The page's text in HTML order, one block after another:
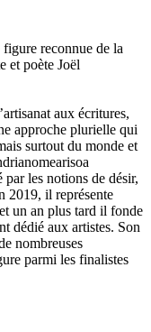
figure reconnue de la
et poète Joël
aux écritures,
approche plurielle qui
surtout du monde et
les notions de désir,
2019, il représente
un an plus tard il fonde
dédié aux artistes. Son
nombreuses
parmi les finalistes